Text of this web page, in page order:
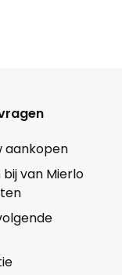
aankopen
van Mierlo